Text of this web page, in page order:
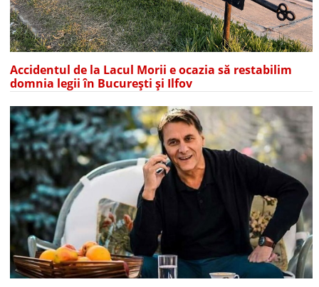
Accidentul de la Lacul Morii e ocazia să restabilim
domnia legii în București și Ilfov